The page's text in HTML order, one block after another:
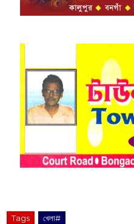
Tags খেলা#